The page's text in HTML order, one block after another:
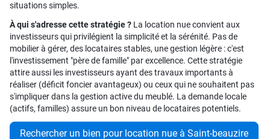
situations simples.
À qui s'adresse cette stratégie ? La location nue convient aux
investisseurs qui privilégient la simplicité et la sérénité. Pas de
mobilier à gérer, des locataires stables, une gestion légère : c'est
l'investissement "père de famille" par excellence. Cette stratégie
attire aussi les investisseurs ayant des travaux importants à
réaliser (déficit foncier avantageux) ou ceux qui ne souhaitent pas
s'impliquer dans la gestion active du meublé. La demande locale
(actifs, familles) assure un bon niveau de locataires potentiels.
Rechercher un bien pour location nue à Saint-beauzire